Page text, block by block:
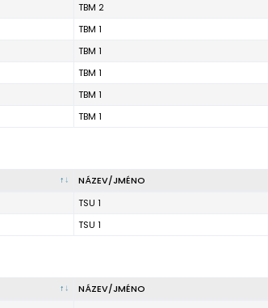
TBM 2
TBM 1
TBM 1
TBM 1
TBM 1
TBM 1
NÁZEV/JMÉNO
TSU 1
TSU 1
NÁZEV/JMÉNO